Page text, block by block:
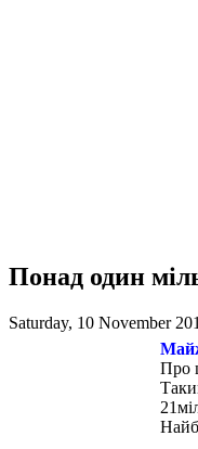
Понад один
Saturday, 10 November
Про